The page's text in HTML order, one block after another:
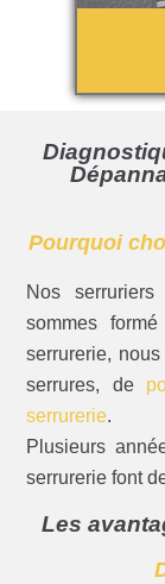
Pourquoi
Nos
sommes
serrurerie,
serrures, de
serrurerie.
Plusieurs
serrurerie font
Les